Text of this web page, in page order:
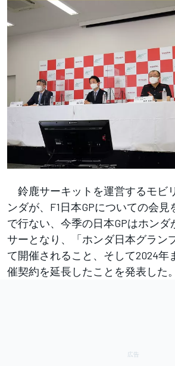
鈴鹿サーキットを運営するモビ
ンダが、F1日本GPについての会見
で行ない、今季の日本GPはホンダ
サーとなり、「ホンダ日本グラン
て開催されること、そして2024年
催契約を延長したことを発表した。